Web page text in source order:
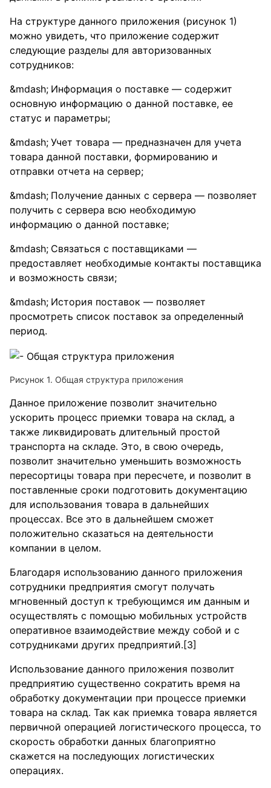
На структуре данного приложения (рисунок 1)
можно увидеть, что приложение содержит
следующие разделы для авторизованных
сотрудников:
Информация о поставке — содержит
основную информацию о данной поставке, ее
статус и параметры;
Учет товара — предназначен для учета
товара данной поставки, формированию и
отправки отчета на сервер;
Получение данных с сервера — позволяет
получить с сервера всю необходимую
информацию о данной поставке;
Связаться с поставщиками —
предоставляет необходимые контакты поставщика
и возможность связи;
История поставок — позволяет
просмотреть список поставок за определенный
период.
Рисунок 1. Общая структура приложения
Данное приложение позволит значительно
ускорить процесс приемки товара на склад, а
также ликвидировать длительный простой
транспорта на складе. Это, в свою очередь,
позволит значительно уменьшить возможность
пересортицы товара при пересчете, и позволит в
поставленные сроки подготовить документацию
для использования товара в дальнейших
процессах. Все это в дальнейшем сможет
положительно сказаться на деятельности
компании в целом.
Благодаря использованию данного приложения
сотрудники предприятия смогут получать
мгновенный доступ к требующимся им данным и
осуществлять с помощью мобильных устройств
оперативное взаимодействие между собой и с
сотрудниками других предприятий.[3]
Использование данного приложения позволит
предприятию существенно сократить время на
обработку документации при процессе приемки
товара на склад. Так как приемка товара является
первичной операцией логистического процесса, то
скорость обработки данных благоприятно
скажется на последующих логистических
операциях.